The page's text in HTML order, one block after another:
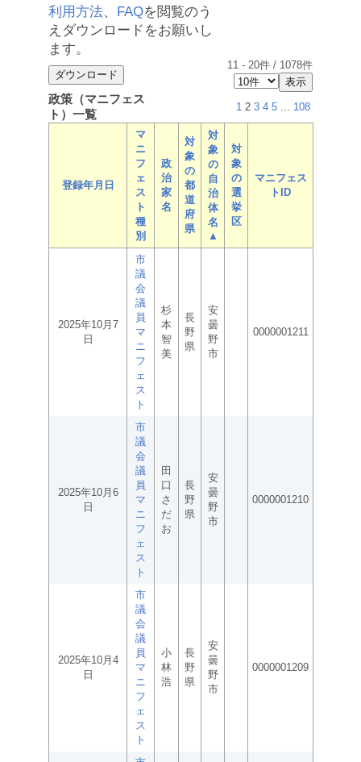
利用方法、 FAQを閲覧のう
えダウンロードをお願いし
ます。
11 - 20件 / 1078件
政策（マニフェス
ト）一覧
1 2 3 4 5 ... 108
登録年月日
マ
ニ
フ
ェ
ス
ト
種
別
政
治
家
名
対
象
の
都
道
府
県
対
象
の
自
治
体
名
▲
対
象
の
選
挙
区
マニフェス
トID
2025年10月7
日
市
議
会
議
員
マ
ニ
フ
ェ
ス
ト
杉
本
智
美
長
野
県
安
曇
野
市
0000001211
2025年10月6
日
市
議
会
議
員
マ
ニ
フ
ェ
ス
ト
田
口
さ
だ
お
長
野
県
安
曇
野
市
0000001210
2025年10月4
日
市
議
会
議
員
マ
ニ
フ
ェ
ス
ト
小
林
浩
長
野
県
安
曇
野
市
0000001209